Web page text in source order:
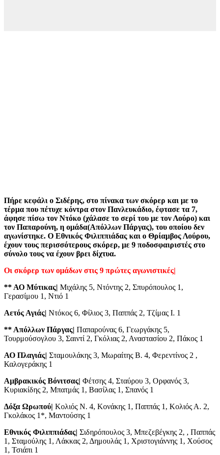
Πήρε κεφάλι ο Σιδέρης, στο πίνακα των σκόρερ και με το
τέρμα που πέτυχε κόντρα στον Πανλευκάδιο, έφτασε τα 7,
άφησε πίσω τον Ντόκο (χάλασε το σερί του με τον Λούρο) και
τον Παπαρούνη, η ομάδα(Απόλλων Πάργας), του οποίου δεν
αγωνίστηκε. Ο Εθνικός Φιλιππιάδας και ο Θρίαμβος Λούρου,
έχουν τους περισσότερους σκόρερ, με 9 ποδοσφαιριστές στο
σύνολο τους να έχουν βρει δίχτυα.
Οι σκόρερ των ομάδων στις 9 πρώτες αγωνιστικές|
** ΑΟ Μύτικας| Μιχάλης 5, Ντόντης 2, Σπυρόπουλος 1,
Γερασίμου 1, Ντιό 1
Αετός Αγιάς| Ντόκος 6, Φίλιος 3, Παππάς 2, Τζίμας Ι. 1
** Απόλλων Πάργας| Παπαρούνας 6, Γεωργάκης 5,
Τουρμούσογλου 3, Σαιντί 2, Γκόλιας 2, Αναστασίου 2, Πάκος 1
ΑΟ Πλαγιάς| Σταμουλάκης 3, Μωραίτης Β. 4, Φερεντίνος 2 ,
Καλογεράκης 1
Αμβρακικός Βόνιτσας| Φέτσης 4, Σταύρου 3, Ορφανός 3,
Κυριακίδης 2, Μπατμάς 1, Βασίλας 1, Σπανός 1
Δόξα Ωρωπού| Κολιός Ν. 4, Κονάκης 1, Παππάς 1, Κολιός Α. 2,
Γκολάκος 1*, Μαντούσης 1
Εθνικός Φιλιππιάδας| Σιδηρόπουλος 3, Μπεζεβέγκης 2, , Παππάς
1, Σταμούλης 1, Λάκκας 2, Δημουλάς 1, Χριστογιάννης 1, Χούσος
1, Τσιάπι 1